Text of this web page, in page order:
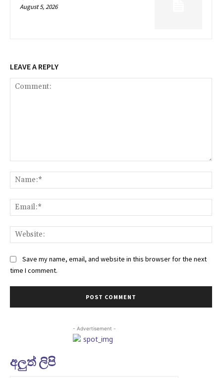
August 5, 2026
LEAVE A REPLY
Save my name, email, and website in this browser for the next
time I comment.
- Advertisement -
අලුත් ලිපි